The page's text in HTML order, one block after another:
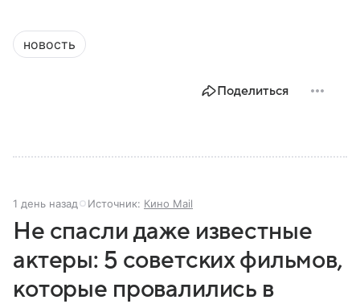
новость
Поделиться
1 день назад Источник: Кино Mail
Не спасли даже известные
актеры: 5 советских фильмов,
которые провалились в